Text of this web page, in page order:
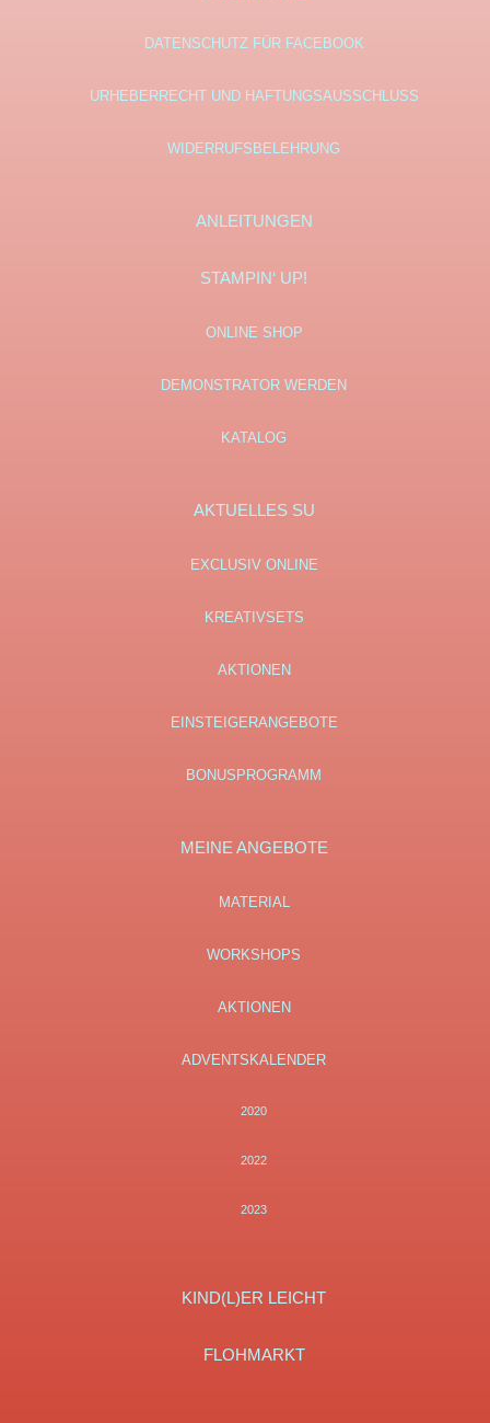
DATENSCHUTZ FÜR FACEBOOK
URHEBERRECHT UND HAFTUNGSAUSSCHLUSS
WIDERRUFSBELEHRUNG
ANLEITUNGEN
STAMPIN‘ UP!
ONLINE SHOP
DEMONSTRATOR WERDEN
KATALOG
AKTUELLES SU
EXCLUSIV ONLINE
KREATIVSETS
AKTIONEN
EINSTEIGERANGEBOTE
BONUSPROGRAMM
MEINE ANGEBOTE
MATERIAL
WORKSHOPS
AKTIONEN
ADVENTSKALENDER
2020
2022
2023
KIND(L)ER LEICHT
FLOHMARKT